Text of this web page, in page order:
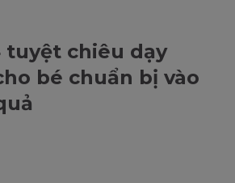
tuyệt chiêu dạy
bé chuẩn bị vào